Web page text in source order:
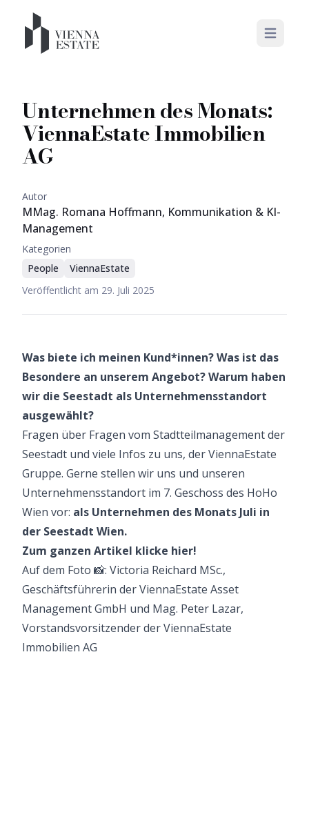
Open
Unternehmen des Monats:
ViennaEstate Immobilien
AG
Autor
MMag. Romana Hoffmann, Kommunikation & KI-
Management
Kategorien
People
ViennaEstate
Veröffentlicht am 29. Juli 2025
Was biete ich meinen Kund*innen? Was ist das
Besondere an unserem Angebot? Warum haben
wir die Seestadt als Unternehmensstandort
ausgewählt?
Fragen über Fragen vom Stadtteilmanagement der
Seestadt und viele Infos zu uns, der ViennaEstate
Gruppe. Gerne stellen wir uns und unseren
Unternehmensstandort im 7. Geschoss des HoHo
Wien vor: als Unternehmen des Monats Juli in
der Seestadt Wien.
Zum ganzen Artikel klicke hier!
Auf dem Foto 📸: Victoria Reichard MSc.,
Geschäftsführerin der ViennaEstate Asset
Management GmbH und Mag. Peter Lazar,
Vorstandsvorsitzender der ViennaEstate
Immobilien AG